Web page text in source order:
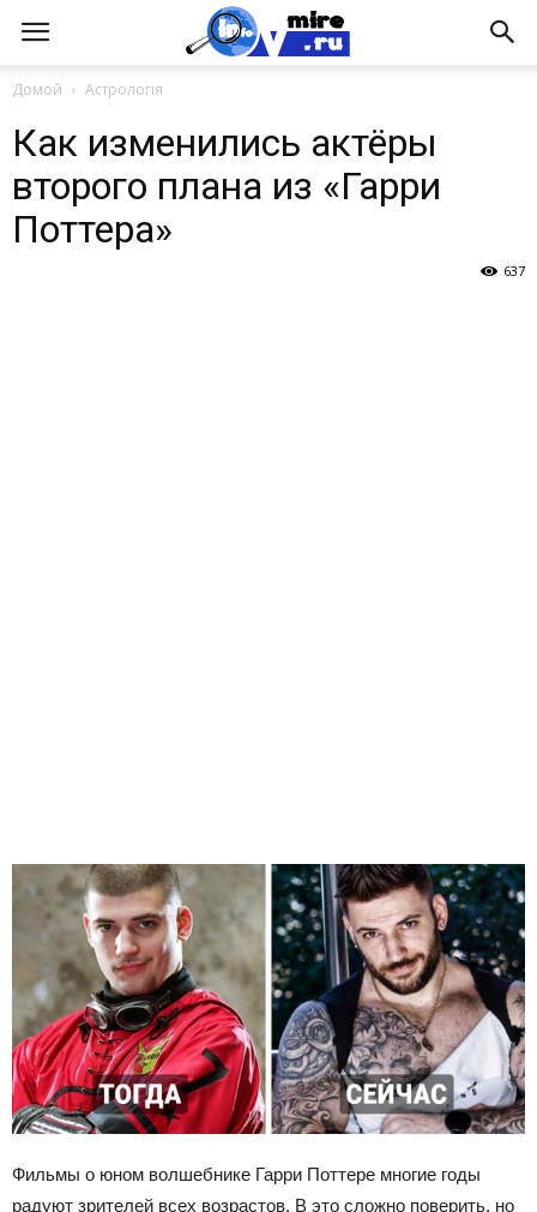
Домой Астрологія
Как изменились актёры
второго плана из «Гарри
Поттера»
637
Фильмы о юном волшебнике Гарри Поттере многие годы
радуют зрителей всех возрастов. В это сложно поверить, но